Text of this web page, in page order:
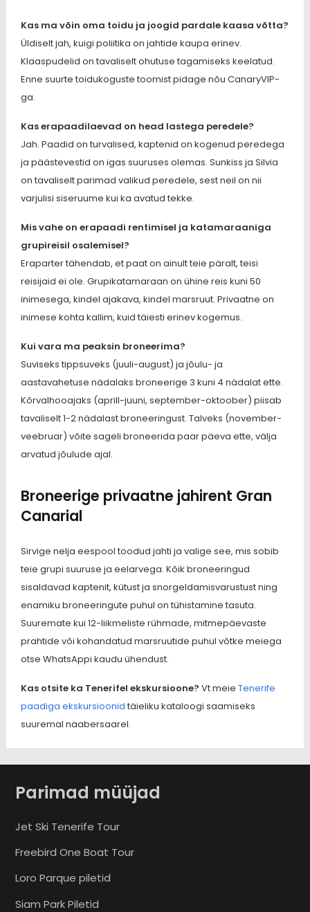
Kas ma võin oma toidu ja joogid pardale kaasa võtta?
Üldiselt jah, kuigi poliitika on jahtide kaupa erinev.
Klaaspudelid on tavaliselt ohutuse tagamiseks keelatud.
Enne suurte toidukoguste toomist pidage nõu CanaryVIP-
ga.
Kas erapaadilaevad on head lastega peredele?
Jah. Paadid on turvalised, kaptenid on kogenud peredega
ja päästevestid on igas suuruses olemas. Sunkiss ja Silvia
on tavaliselt parimad valikud peredele, sest neil on nii
varjulisi siseruume kui ka avatud tekke.
Mis vahe on erapaadi rentimisel ja katamaraaniga
grupireisil osalemisel?
Eraparter tähendab, et paat on ainult teie päralt, teisi
reisijaid ei ole. Grupikatamaraan on ühine reis kuni 50
inimesega, kindel ajakava, kindel marsruut. Privaatne on
inimese kohta kallim, kuid täiesti erinev kogemus.
Kui vara ma peaksin broneerima?
Suviseks tippsuveks (juuli-august) ja jõulu- ja
aastavahetuse nädalaks broneerige 3 kuni 4 nädalat ette.
Kõrvalhooajaks (aprill-juuni, september-oktoober) piisab
tavaliselt 1-2 nädalast broneeringust. Talveks (november-
veebruar) võite sageli broneerida paar päeva ette, välja
arvatud jõulude ajal.
Broneerige privaatne jahirent Gran
Canarial
Sirvige nelja eespool toodud jahti ja valige see, mis sobib
teie grupi suuruse ja eelarvega. Kõik broneeringud
sisaldavad kaptenit, kütust ja snorgeldamisvarustust ning
enamiku broneeringute puhul on tühistamine tasuta.
Suuremate kui 12-liikmeliste rühmade, mitmepäevaste
prahtide või kohandatud marsruutide puhul võtke meiega
otse WhatsAppi kaudu ühendust.
Kas otsite ka Tenerifel ekskursioone? Vt meieTenerife
paadiga ekskursioonid täieliku kataloogi saamiseks
suuremal naabersaarel.
Parimad müüjad
Jet Ski Tenerife Tour
Freebird One Boat Tour
Loro Parque piletid
Siam Park Piletid